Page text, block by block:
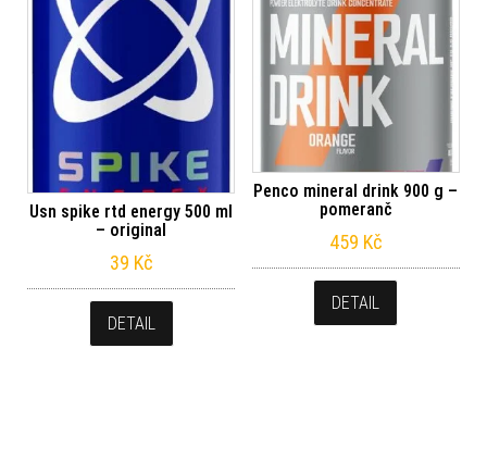
Usn spike rtd energy 500 ml
– original
39 Kč
DETAIL
Penco mineral drink 900 g –
pomeranč
459 Kč
DETAIL